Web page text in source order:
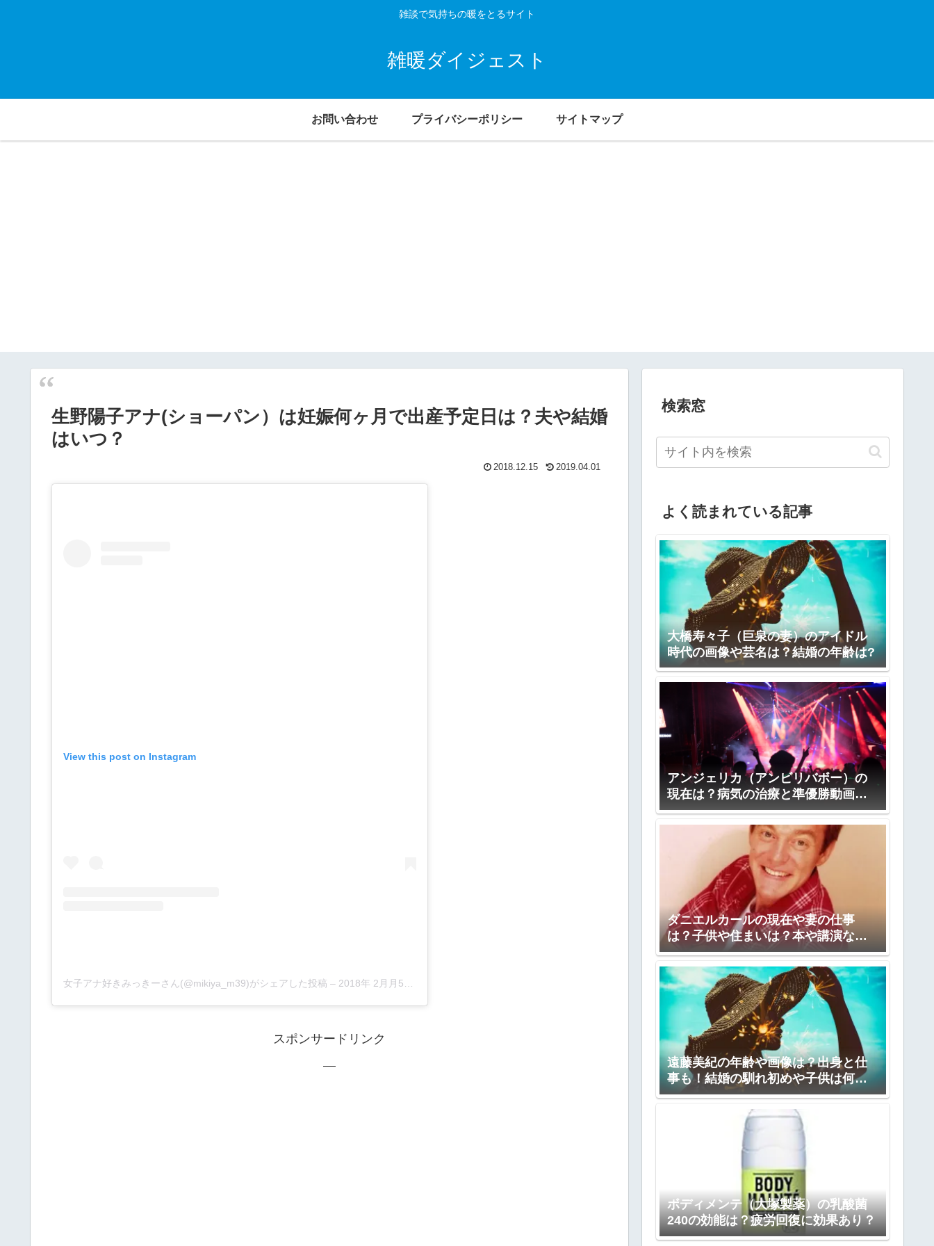
雑談で気持ちの暖をとるサイト
雑暖ダイジェスト
お問い合わせ プライバシーポリシー サイトマップ
生野陽子アナ(ショーパン）は妊娠何ヶ月で出産予定日は？夫や結婚
はいつ？
2018.12.15 2019.04.01
View this post on Instagram
女子アナ好きみっきーさん(@mikiya_m39)がシェアした投稿 – 2018年 2月月5日午後6時44分PST
スポンサードリンク
検索窓
よく読まれている記事
大橋寿々子（巨泉の妻）のアイドル
時代の画像や芸名は？結婚の年齢は?
アンジェリカ（アンビリバボー）の
現在は？病気の治療と準優勝動画
も！
ダニエルカールの現在や妻の仕事
は？子供や住まいは？本や講演など
も！
遠藤美紀の年齢や画像は？出身と仕
事も！結婚の馴れ初めや子供は何
人？
ボディメンテ（大塚製薬）の乳酸菌
240の効能は？疲労回復に効果あり？